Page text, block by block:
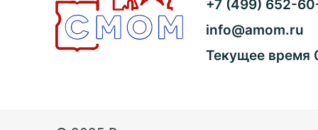
+7 (499) 652-
info@amom.ru
Текущее время